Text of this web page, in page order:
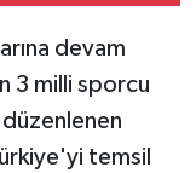
devam
3 milli sporcu
temsil